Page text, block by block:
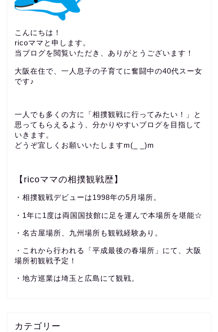
こんにちは！
ricoママと申します。
当ブログを閲覧いただき、ありがとうございます！
大阪在住で、一人息子の子育てに奮闘中の40代スー女
です♪
一人でも多くの方に「相撲観戦に行ってみたい！」と
思ってもらえるよう、分かりやすいブログを目指して
いきます。
どうぞ宜しくお願いいたしますm(_ _)m
【ricoママの相撲観戦歴】
・相撲観戦デビューは1998年の5月場所。
・1年に1度は両国国技館に足を運んで本場所を堪能☆
・名古屋場所、九州場所も観戦経験あり。
・これから行われる「平成最後の春場所」にて、大阪
場所初観戦予定！
・地方巡業は埼玉と広島にて観戦。
カテゴリー